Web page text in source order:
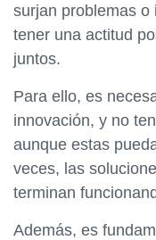
surjan problemas o
tener una actitud
juntos.
Para ello, es
innovación, y no
aunque estas
veces, las
terminan
Además, es